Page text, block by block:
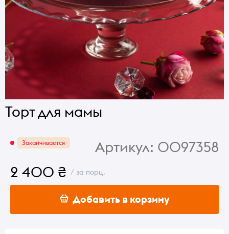
Торт для мамы
Заканчивается Артикул: 0097358
2 400 ₴ / за порц.
Добавить в корзину